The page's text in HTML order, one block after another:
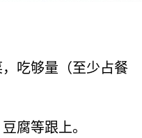
吃够量（至少占餐
腐等跟上。